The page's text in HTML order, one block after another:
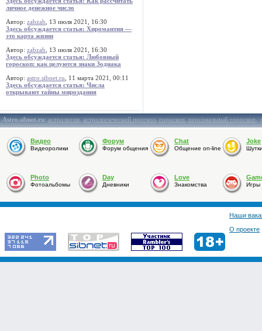
личное денежное число
Автор: zabzab , 13 июля 2021, 16:30
Здесь обсуждается статья: Хиромантия —
это карта жизни
Автор: zabzab , 13 июля 2021, 16:30
Здесь обсуждается статья: Любовный
гороскоп: как целуются знаки Зодиака
Автор: astro.sibnet.ru , 11 марта 2021, 00:11
Здесь обсуждается статья: Числа
открывают тайны мироздания
Astro.sibnet.ru:астрология,астрологический прогноз,гороскоп,персональный гороскоп,
Видео
Видеоролики
Форум
Форум общения
Chat
Общение on-line
Joke
Photo
Фотоальбомы
Day
Дневники
Love
Знакомства Игры
Наши
О проекте